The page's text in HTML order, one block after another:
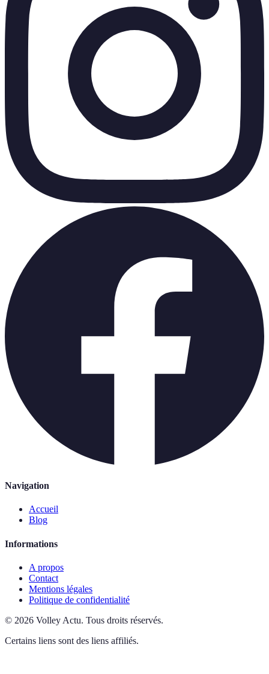
Navigation
Accueil
Blog
Informations
A propos
Contact
Mentions légales
Politique de confidentialité
© 2026 Volley Actu. Tous droits réservés.
Certains liens sont des liens affiliés.